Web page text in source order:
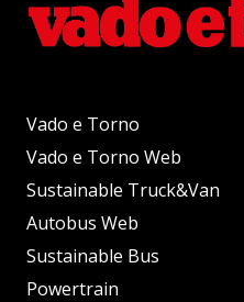
Vado e Torno
Vado e Torno Web
Sustainable Truck&Van
Autobus Web
Sustainable Bus
Powertrain